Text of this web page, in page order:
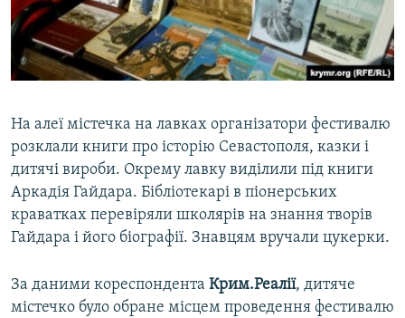
На алеї містечка на лавках організатори фестивалю
розклали книги про історію Севастополя, казки і
дитячі вироби. Окрему лавку виділили під книги
Аркадія Гайдара. Бібліотекарі в піонерських
краватках перевіряли школярів на знання творів
Гайдара і його біографії. Знавцям вручали цукерки.
За даними кореспондента Крим.Реалії, дитяче
містечко було обране місцем проведення фестивалю